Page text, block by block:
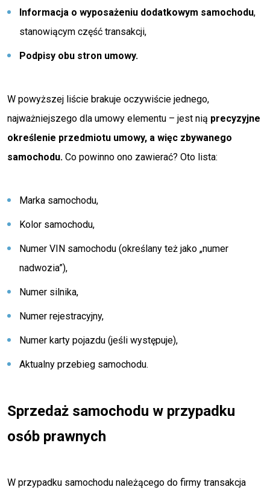
Informacja o wyposażeniu dodatkowym samochodu,
stanowiącym część transakcji,
Podpisy obu stron umowy.
W powyższej liście brakuje oczywiście jednego,
najważniejszego dla umowy elementu – jest nią precyzyjne
określenie przedmiotu umowy, a więc zbywanego
samochodu. Co powinno ono zawierać? Oto lista:
Marka samochodu,
Kolor samochodu,
Numer VIN samochodu (określany też jako „numer
nadwozia”),
Numer silnika,
Numer rejestracyjny,
Numer karty pojazdu (jeśli występuje),
Aktualny przebieg samochodu.
Sprzedaż samochodu w przypadku
osób prawnych
W przypadku samochodu należącego do firmy transakcja